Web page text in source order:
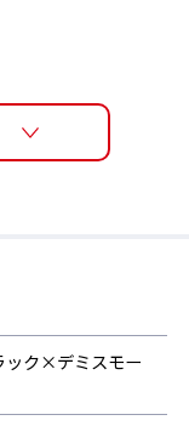
とで、より精密な
ック×デミスモー